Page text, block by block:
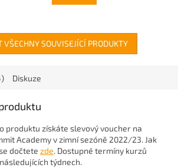
VŠECHNY SOUVISEJÍCÍ PRODUKTY
Diskuze
produktu získáte slevový voucher na
Academy v zimní sezóně 2022/23. Jak
dočtete zde. Dostupné termíny kurzů
týdnech.